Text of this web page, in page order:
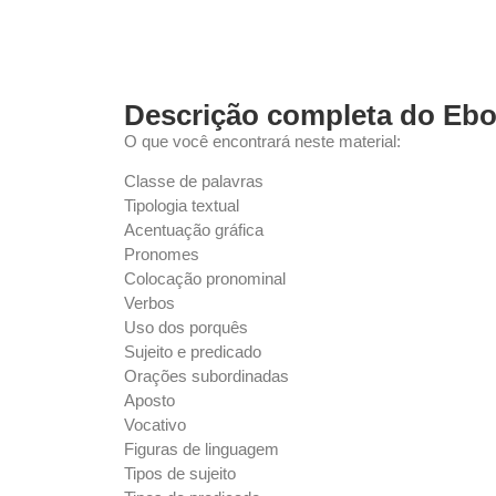
Descrição completa do
O que você encontrará neste material:
Classe de palavras
Tipologia textual
Acentuação gráfica
Pronomes
Colocação pronominal
Verbos
Uso dos porquês
Sujeito e predicado
Orações subordinadas
Aposto
Vocativo
Figuras de linguagem
Tipos de sujeito